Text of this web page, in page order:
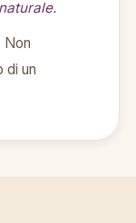
Non
di un